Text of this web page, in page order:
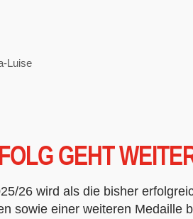
Luise
GEHT
26 wird als die bisher
sowie einer weiteren Medaille